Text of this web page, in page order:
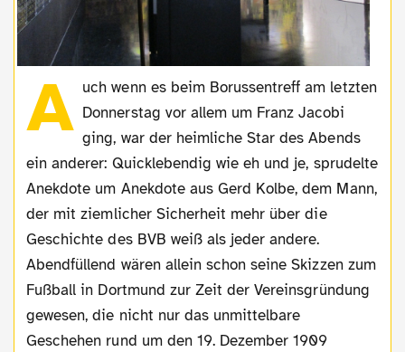
A uch wenn es beim Borussentreff am letzten
Donnerstag vor allem um Franz Jacobi
ging, war der heimliche Star des Abends
ein anderer: Quicklebendig wie eh und je, sprudelte
Anekdote um Anekdote aus Gerd Kolbe, dem Mann,
der mit ziemlicher Sicherheit mehr über die
Geschichte des BVB weiß als jeder andere.
Abendfüllend wären allein schon seine Skizzen zum
Fußball in Dortmund zur Zeit der Vereinsgründung
gewesen, die nicht nur das unmittelbare
Geschehen rund um den 19. Dezember 1909